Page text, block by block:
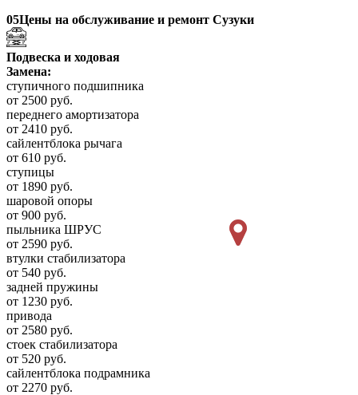
05Цены на обслуживание и ремонт Сузуки
Подвеска и ходовая
Замена:
ступичного подшипника
от 2500 руб.
переднего амортизатора
от 2410 руб.
сайлентблока рычага
от 610 руб.
ступицы
от 1890 руб.
шаровой опоры
от 900 руб.
пыльника ШРУС
от 2590 руб.
втулки стабилизатора
от 540 руб.
задней пружины
от 1230 руб.
привода
от 2580 руб.
стоек стабилизатора
от 520 руб.
сайлентблока подрамника
от 2270 руб.